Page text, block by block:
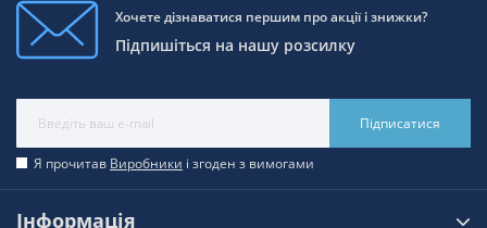
Хочете дізнаватися першим про акції і знижки?
Підпишіться на нашу розсилку
Підписатися
Я прочитав Виробники і згоден з вимогами
Інформація